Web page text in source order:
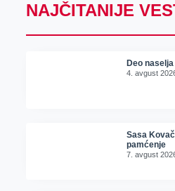
NAJČITANIJE
Deo
4. avgust
Sasa
pamćenje
7. avgust